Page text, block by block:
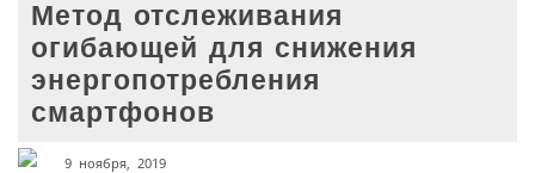
Метод отслеживания
огибающей для снижения
энергопотребления
смартфонов
9 ноября, 2019